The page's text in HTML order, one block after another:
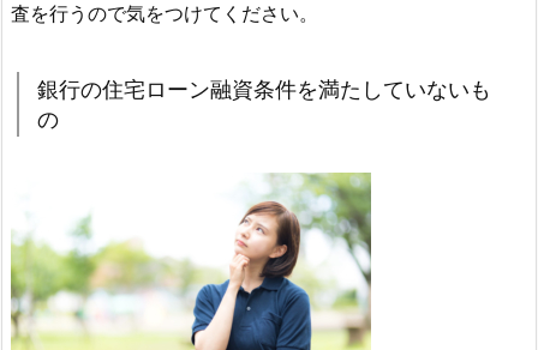
査を行うので気をつけてください。
銀行の住宅ローン融資条件を満たしていないも
の